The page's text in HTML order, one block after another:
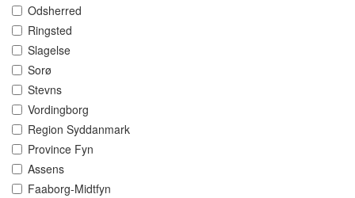
Odsherred
Ringsted
Slagelse
Sorø
Stevns
Vordingborg
Region Syddanmark
Province Fyn
Assens
Faaborg-Midtfyn